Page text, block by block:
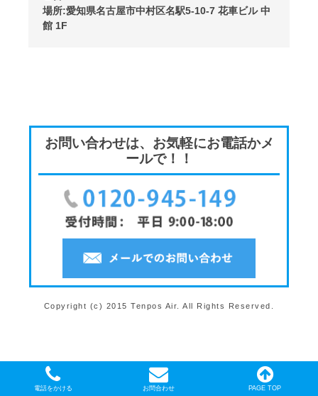
場所:愛知県名古屋市中村区名駅5-10-7 花車ビル 中
館 1F
お問い合わせは、お気軽にお電話かメ
ールで！！
Copyright (c) 2015 Tenpos Air. All Rights Reserved.
電話をかける お問合わせ PAGE TOP